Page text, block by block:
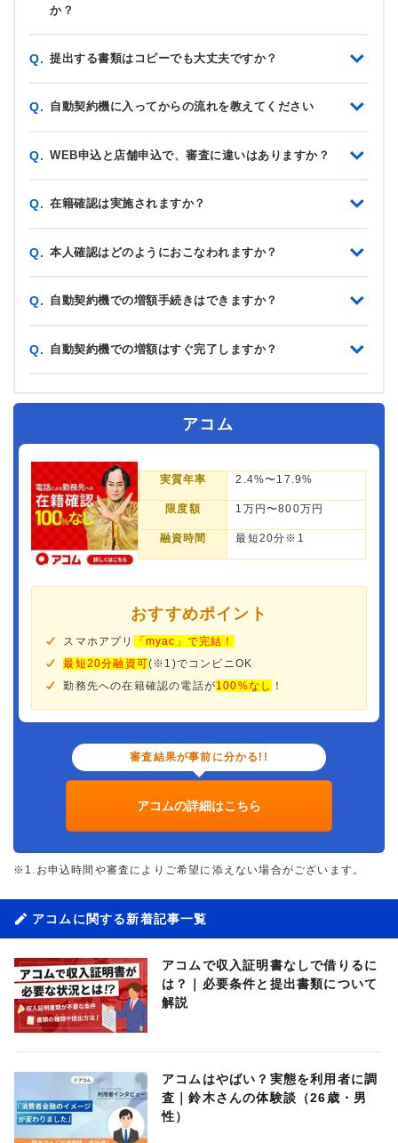
か？
Q. 提出する書類はコピーでも大丈夫ですか？
Q. 自動契約機に入ってからの流れを教えてください
Q. WEB申込と店舗申込で、審査に違いはありますか？
Q. 在籍確認は実施されますか？
Q. 本人確認はどのようにおこなわれますか？
Q. 自動契約機での増額手続きはできますか？
Q. 自動契約機での増額はすぐ完了しますか？
アコム
実質年率 2.4%〜17.9%
限度額 1万円〜800万円
融資時間 最短20分※1
おすすめポイント
スマホアプリ
「myac」で完結！
最短20分融資可(※1)でコンビニOK
勤務先への在籍確認の電話が100%なし ！
審査結果が事前に分かる!!
アコムの詳細はこちら
※1.お申込時間や審査によりご希望に添えない場合がございます。
アコムに関する新着記事一覧
アコムで収入証明書なしで借りるに
は？｜必要条件と提出書類について
解説
アコムはやばい？実態を利用者に調
査｜鈴木さんの体験談（26歳・男
性）